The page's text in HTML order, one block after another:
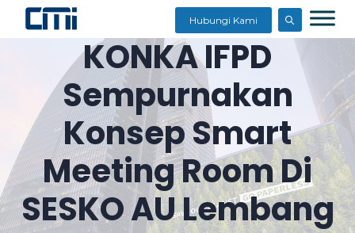
Hubungi Kami
KONKA IFPD
Sempurnakan
Konsep Smart
Meeting Room Di
SESKO AU Lembang